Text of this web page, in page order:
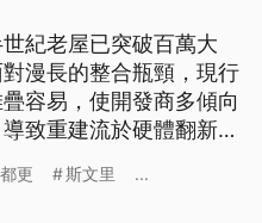
紀老屋已突破百萬大
漫長的整合瓶頸，現行
容易，使開發商多傾向
致重建流於硬體翻新，
升級的核心關鍵。
更 斯文里 ...